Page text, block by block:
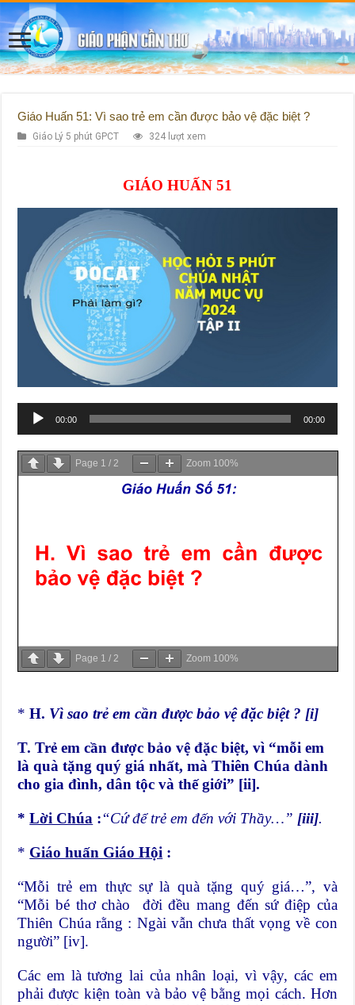
Giáo Huấn 51: Vì sao trẻ em cần được bảo vệ đặc biệt ?
Giáo Lý 5 phút GPCT 324 lượt xem
GIÁO HUẤN 51
Trình
chơi
00:00 00:00
Page 1 /2 Zoom 100%
Page 1 / 2 Zoom 100%
*H. Vì sao trẻ em cần được bảo vệ đặc biệt ? [i]
T. Trẻ em cần được bảo vệ đặc biệt, vì “mỗi em
là quà tặng quý giá nhất, mà Thiên Chúa dành
cho gia đình, dân tộc và thế giới” [ii].
*Lời Chúa :“Cứ để trẻ em đến với Thầy…” [iii].
* Giáo huấn Giáo Hội :
“Mỗi trẻ em thực sự là quà tặng quý giá…”, và
“Mỗi bé thơ chào đời đều mang đến sứ điệp của
Thiên Chúa rằng : Ngài vẫn chưa thất vọng về con
người” [iv].
Các em là tương lai của nhân loại, vì vậy, các em
phải được kiện toàn và bảo vệ bằng mọi cách. Hơn